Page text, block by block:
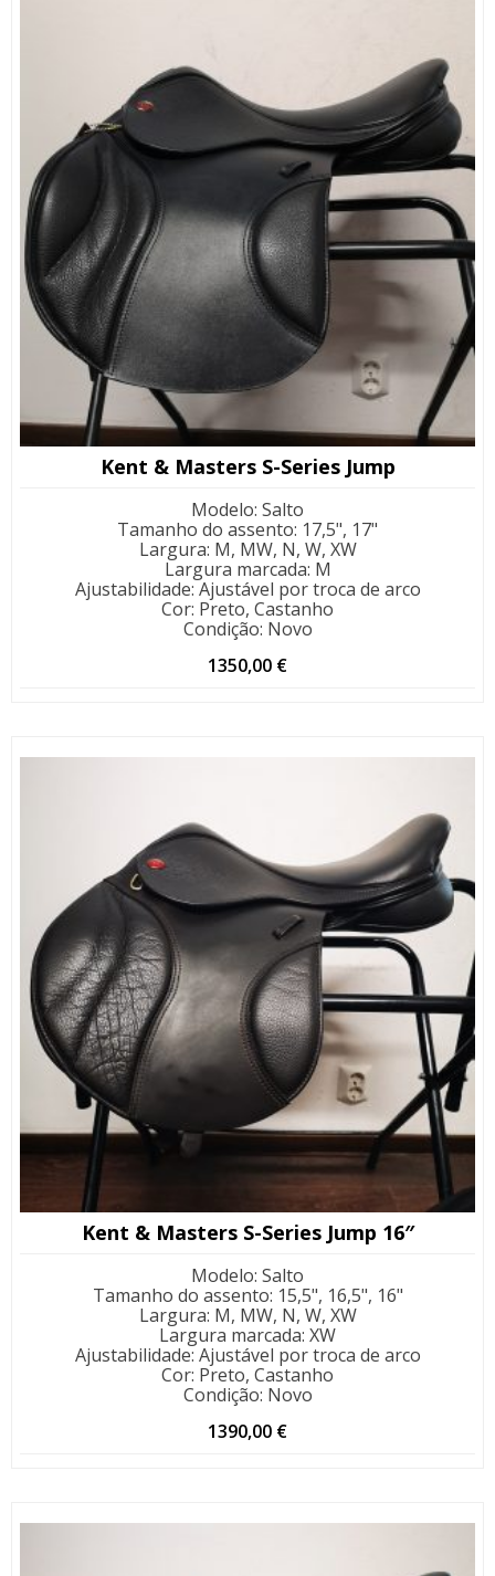
Kent & Masters S-Series Jump
Modelo: Salto
Tamanho do assento: 17,5", 17"
Largura: M, MW, N, W, XW
Largura marcada: M
Ajustabilidade: Ajustável por troca de arco
Cor: Preto, Castanho
Condição: Novo
1350,00 €
Kent & Masters S-Series Jump 16″
Modelo: Salto
Tamanho do assento: 15,5", 16,5", 16"
Largura: M, MW, N, W, XW
Largura marcada: XW
Ajustabilidade: Ajustável por troca de arco
Cor: Preto, Castanho
Condição: Novo
1390,00 €